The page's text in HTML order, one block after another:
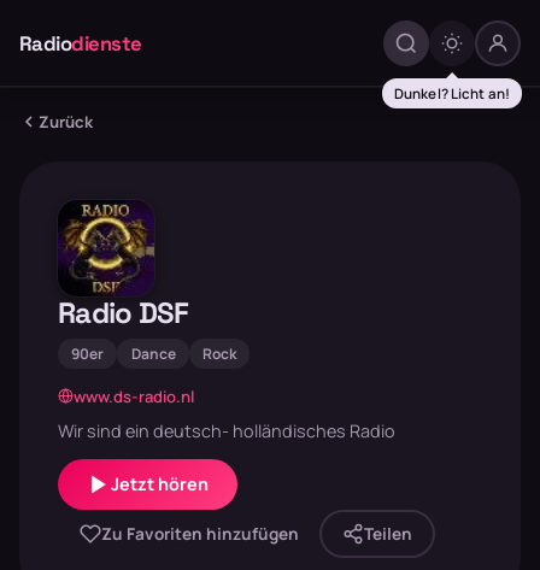
Radiodienste
Dunkel? Licht an!
Zurück
Radio DSF
90er Dance Rock
www.ds-radio.nl
Wir sind ein deutsch- holländisches Radio
Jetzt hören
Zu Favoriten hinzufügen Teilen